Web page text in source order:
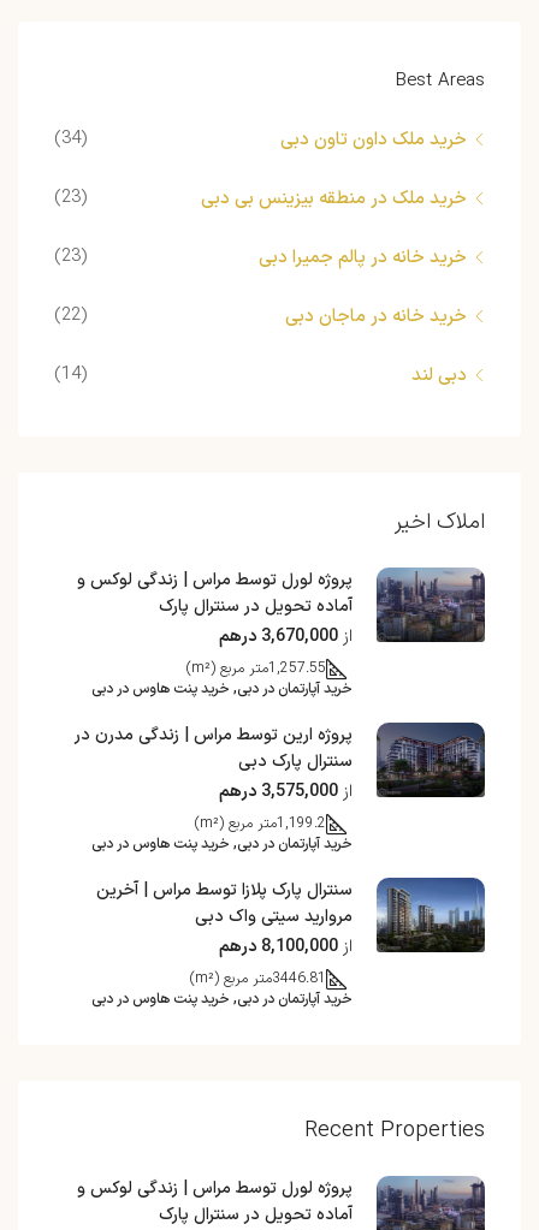
Best Areas
خرید ملک داون تاون دبی (34)
خرید ملک در منطقه بیزینس بی دبی (23)
خرید خانه در پالم جمیرا دبی (23)
خرید خانه در ماجان دبی (22)
دبی لند (14)
املاک اخیر
پروژه لورل توسط مراس | زندگی لوکس و
آماده تحویل در سنترال پارک
از 3,670,000 درهم
1,257.55متر مربع (m²)
خرید آپارتمان در دبی, خرید پنت هاوس در دبی
پروژه ارین توسط مراس | زندگی مدرن در
سنترال پارک دبی
از 3,575,000 درهم
1,199.2متر مربع (m²)
خرید آپارتمان در دبی, خرید پنت هاوس در دبی
سنترال پارک پلازا توسط مراس | آخرین
مروارید سیتی واک دبی
از 8,100,000 درهم
3446.81متر مربع (m²)
خرید آپارتمان در دبی, خرید پنت هاوس در دبی
Recent Properties
پروژه لورل توسط مراس | زندگی لوکس و
آماده تحویل در سنترال پارک